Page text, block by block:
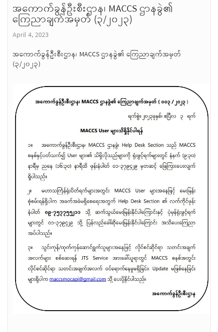
အကောက်ခွန်ဦးစီးဌာန၊ MACCS ဌာနခွဲ၏
ကြေညာချက်အမှတ် (၃/၂၀၂၃)
April 4, 2023
အကောက်ခွန်ဦးစီးဌာန၊ MACCS ဌာနခွဲ၏ ကြေညာချက်အမှတ်
(၃/၂၀၂၃)